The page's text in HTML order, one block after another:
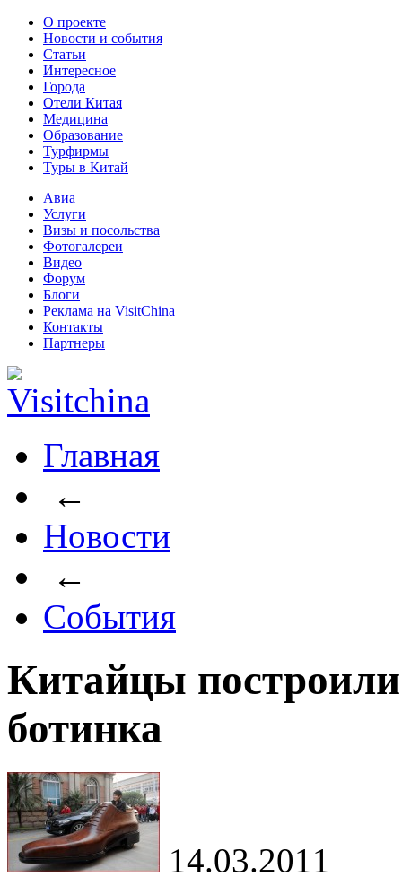
О проекте
Новости и события
Статьи
Интересное
Города
Отели Китая
Медицина
Образование
Турфирмы
Туры в Китай
Авиа
Услуги
Визы и посольства
Фотогалереи
Видео
Форум
Блоги
Реклама на VisitChina
Контакты
Партнеры
Главная
←
Новости
←
События
Китайцы
ботинка
14.03.2011